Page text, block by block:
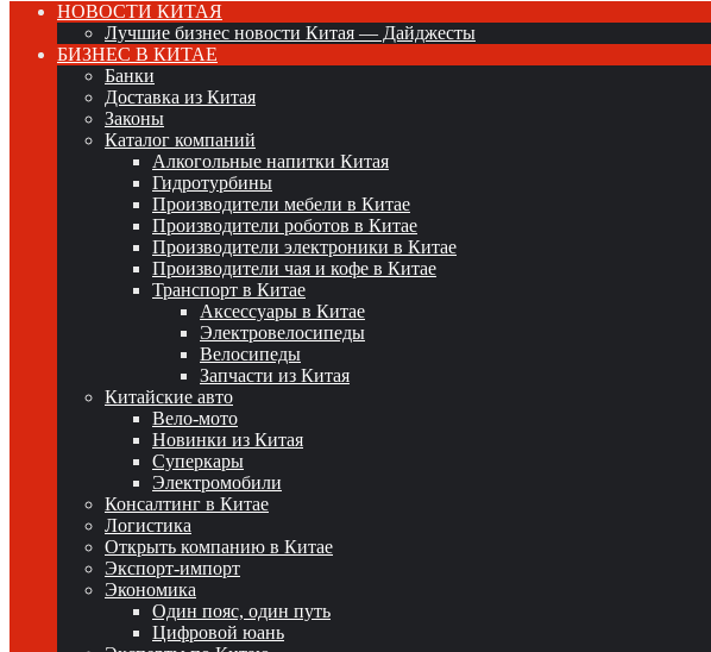
НОВОСТИ КИТАЯ
Лучшие бизнес новости Китая — Дайджесты
БИЗНЕС В КИТАЕ
Банки
Доставка из Китая
Законы
Каталог компаний
Алкогольные напитки Китая
Гидротурбины
Производители мебели в Китае
Производители роботов в Китае
Производители электроники в Китае
Производители чая и кофе в Китае
Транспорт в Китае
Аксессуары в Китае
Электровелосипеды
Велосипеды
Запчасти из Китая
Китайские авто
Вело-мото
Новинки из Китая
Суперкары
Электромобили
Консалтинг в Китае
Логистика
Открыть компанию в Китае
Экспорт-импорт
Экономика
Один пояс, один путь
Цифровой юань